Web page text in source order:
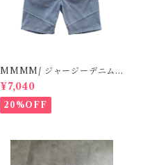
MMMM/ ジャージーデニム/
ショートパンツ L/BLUE 180
20M26
¥7,040
20%OFF